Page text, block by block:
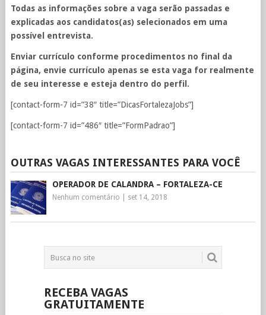
Todas as informações sobre a vaga serão passadas e
explicadas aos candidatos(as) selecionados em uma
possível entrevista.
Enviar currículo conforme procedimentos no final da
página, envie currículo apenas se esta vaga for realmente
de seu interesse e esteja dentro do perfil.
[contact-form-7 id=”38″ title=”DicasFortalezaJobs”]
[contact-form-7 id=”486″ title=”FormPadrao”]
OUTRAS VAGAS INTERESSANTES PARA VOCÊ
OPERADOR DE CALANDRA – FORTALEZA-CE
Nenhum comentário set 14, 2018
RECEBA VAGAS
GRATUITAMENTE